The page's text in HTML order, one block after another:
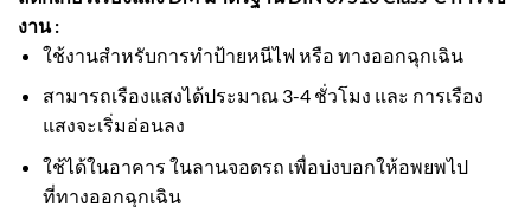
งาน :
ใช้งานสำหรับการทำป้ายหนีไฟ หรือ ทางออกฉุกเฉิน
สามารถเรืองแสงได้ประมาณ 3-4 ชั่วโมง และ การเรือง
แสงจะเริ่มอ่อนลง
ใช้ได้ในอาคาร ในลานจอดรถ เพื่อบ่งบอกให้อพยพไป
ที่ทางออกฉุกเฉิน